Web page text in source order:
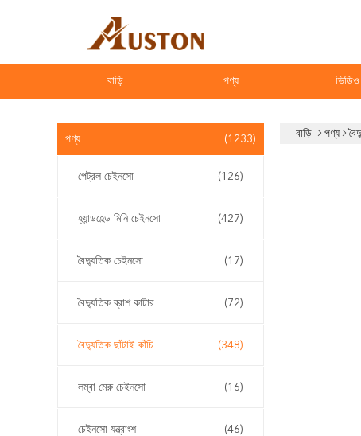
বাড়ি পণ্য ভিডিও
পণ্য (1233)
পেট্রল চেইনসো (126)
হ্যান্ডহেল্ড মিনি চেইনসো (427)
বৈদ্যুতিক চেইনসো (17)
বৈদ্যুতিক ব্রাশ কাটার (72)
বৈদ্যুতিক ছাঁটাই কাঁচি (348)
লম্বা মেরু চেইনসো (16)
চেইনসো যন্ত্রাংশ (46)
বাড়ি পণ্য